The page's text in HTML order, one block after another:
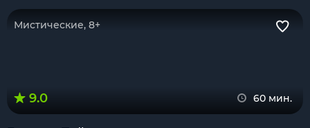
Мистические, 8+
9.0 60 мин.